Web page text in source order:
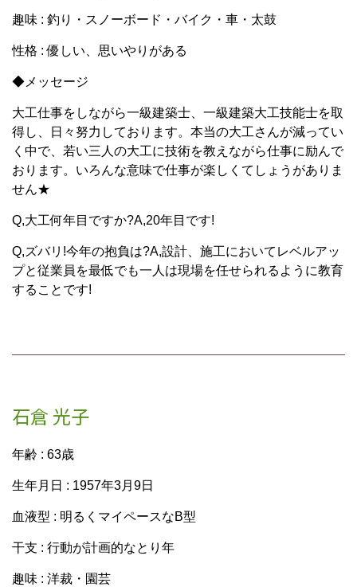
趣味 : 釣り・スノーボード・バイク・車・太鼓
性格 : 優しい、思いやりがある
◆メッセージ
大工仕事をしながら一級建築士、一級建築大工技能士を取
得し、日々努力しております。本当の大工さんが減ってい
く中で、若い三人の大工に技術を教えながら仕事に励んで
おります。いろんな意味で仕事が楽しくてしょうがありま
せん★
Q,大工何年目ですか?A,20年目です!
Q,ズバリ!今年の抱負は?A,設計、施工においてレベルアッ
プと従業員を最低でも一人は現場を任せられるように教育
することです!
石倉 光子
年齢 : 63歳
生年月日 : 1957年3月9日
血液型 : 明るくマイペースなB型
干支 : 行動が計画的なとり年
趣味 : 洋裁・園芸